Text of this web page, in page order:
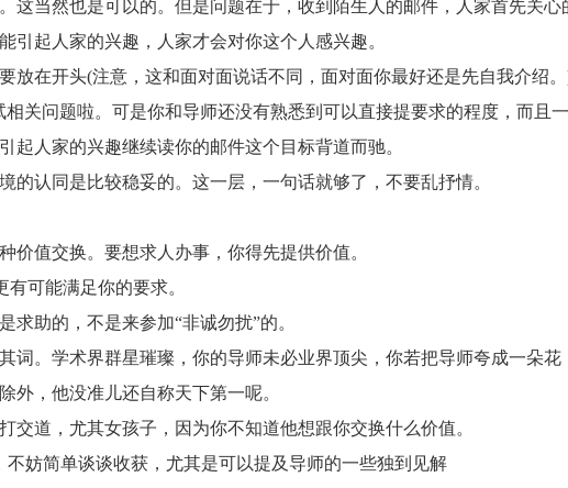
当然也是可以的。但是问题在于，收到陌生人的邮件，人家首先关心
引起人家的兴趣，人家才会对你这个人感兴趣。
在开头(注意，这和面对面说话不同，面对面你最好还是先自我介绍
问题啦。可是你和导师还没有熟悉到可以直接提要求的程度，而且
起人家的兴趣继续读你的邮件这个目标背道而驰。
认同是比较稳妥的。这一层，一句话就够了，不要乱抒情。
值交换。要想求人办事，你得先提供价值。
可能满足你的要求。
的，不是来参加“非诚勿扰”的。
。学术界群星璀璨，你的导师未必业界顶尖，你若把导师夸成一朵花
，他没准儿还自称天下第一呢。
道，尤其女孩子，因为你不知道他想跟你交换什么价值。
妨简单谈谈收获，尤其是可以提及导师的一些独到见解